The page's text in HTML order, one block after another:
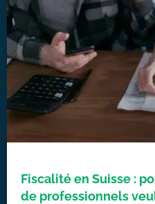
Fiscalité en Suisse :
de professionnels